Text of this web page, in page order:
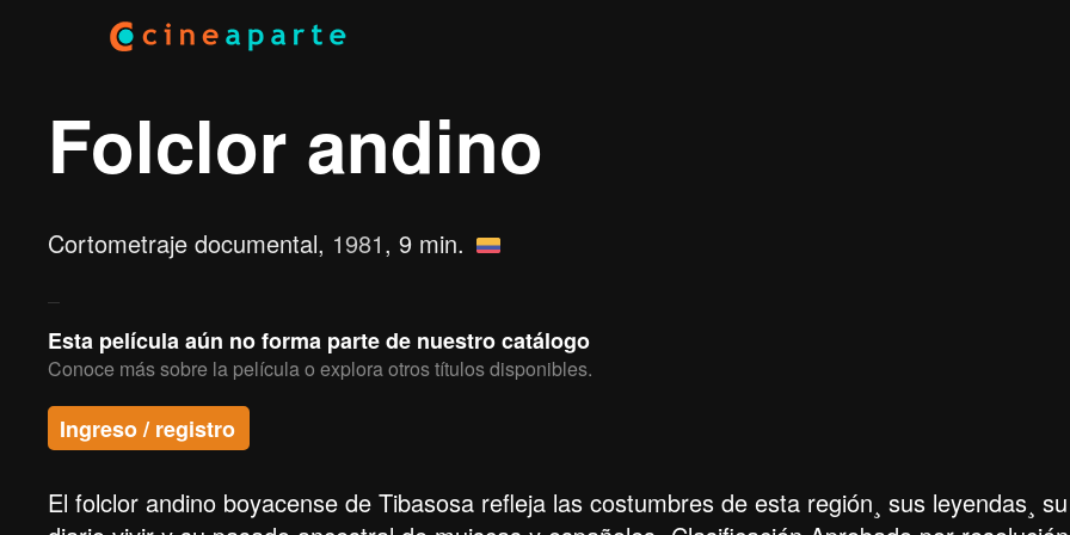
Folclor andino
Cortometraje documental, 1981, 9 min.
Esta película aún no forma parte de nuestro catálogo
Conoce más sobre la película o explora otros títulos disponibles.
Ingreso / registro
El folclor andino boyacense de Tibasosa refleja las costumbres de esta región¸ sus leyendas¸ su